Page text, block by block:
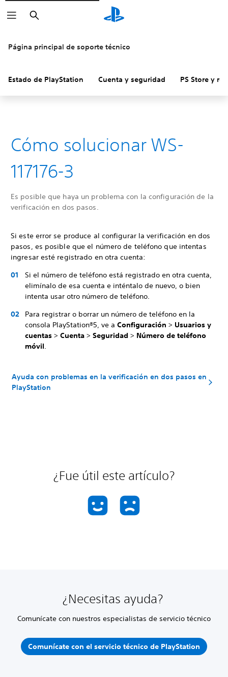
Buscar
Página principal de soporte técnico
Estado de PlayStation Cuenta y seguridad PS Store y
Cómo solucionar WS-
117176-3
Es posible que haya un problema con la configuración de la
verificación en dos pasos.
Si este error se produce al configurar la verificación en dos
pasos, es posible que el número de teléfono que intentas
ingresar esté registrado en otra cuenta:
Si el número de teléfono está registrado en otra cuenta,
elimínalo de esa cuenta e inténtalo de nuevo, o bien
intenta usar otro número de teléfono.
Para registrar o borrar un número de teléfono en la
consola PlayStation®5, ve a Configuración > Usuarios y
cuentas > Cuenta > Seguridad > Número de teléfono
móvil.
Ayuda con problemas en la verificación en dos pasos en
PlayStation
¿Fue útil este artículo?
¿Necesitas ayuda?
Comunícate con nuestros especialistas de servicio técnico
Comunícate con el servicio técnico de PlayStation